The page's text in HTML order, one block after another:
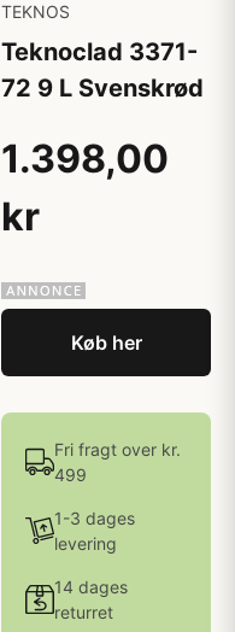
TEKNOS
Teknoclad 3371-
72 9 L Svenskrød
1.398,00
kr
Køb her
Fri fragt over kr.
499
1-3 dages
levering
14 dages
returret